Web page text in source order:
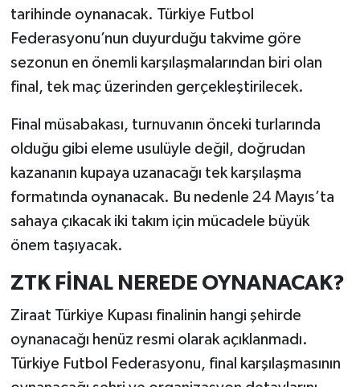
tarihinde oynanacak. Türkiye Futbol
Federasyonu’nun duyurduğu takvime göre
sezonun en önemli karşılaşmalarından biri olan
final, tek maç üzerinden gerçekleştirilecek.
Final müsabakası, turnuvanın önceki turlarında
olduğu gibi eleme usulüyle değil, doğrudan
kazananın kupaya uzanacağı tek karşılaşma
formatında oynanacak. Bu nedenle 24 Mayıs’ta
sahaya çıkacak iki takım için mücadele büyük
önem taşıyacak.
ZTK FİNAL NEREDE OYNANACAK?
Ziraat Türkiye Kupası finalinin hangi şehirde
oynanacağı henüz resmi olarak açıklanmadı.
Türkiye Futbol Federasyonu, final karşılaşmasının